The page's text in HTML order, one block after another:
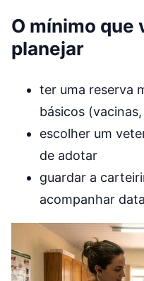
O mínimo que
planejar
ter uma reserva
básicos
escolher um
de adotar
guardar a
acompanhar